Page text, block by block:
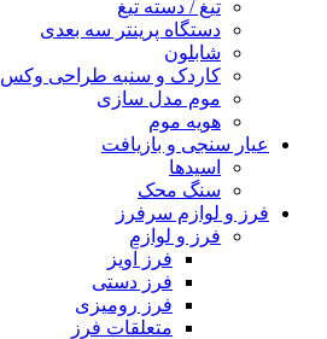
تیغ / دسته تیغ
دستگاه پرینتر سه بعدی
شابلون
کاردک و سنبه طراحی وکس
موم مدل سازی
هویه موم
عیار سنجی و بازیافت
اسیدها
سنگ محک
فرز و لوازم سرفرز
فرز و لوازم
فرز آویز
فرز دستی
فرز رومیزی
متعلقات فرز